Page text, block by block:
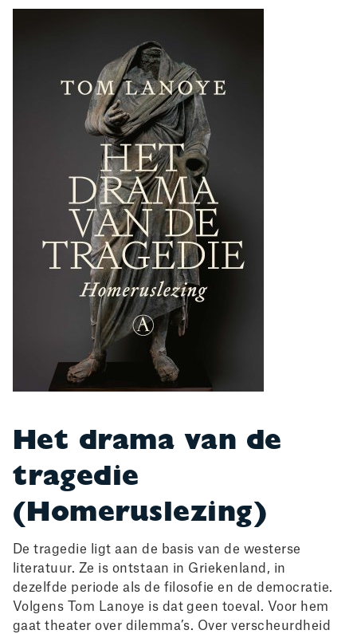
Het drama van de
tragedie
(Homeruslezing)
De tragedie ligt aan de basis van de westerse
literatuur. Ze is ontstaan in Griekenland, in
dezelfde periode als de filosofie en de democratie.
Volgens Tom Lanoye is dat geen toeval. Voor hem
gaat theater over dilemma’s. Over verscheurdheid